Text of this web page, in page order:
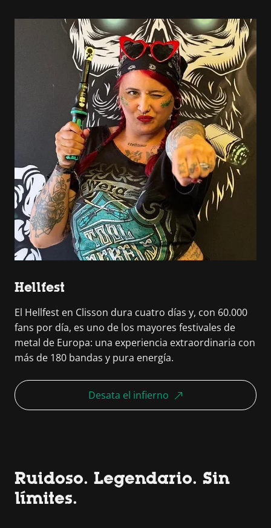
Hellfest
El Hellfest en Clisson dura cuatro días y, con 60.000
fans por día, es uno de los mayores festivales de
metal de Europa: una experiencia extraordinaria con
más de 180 bandas y pura energía.
Desata el infierno
Ruidoso. Legendario. Sin
límites.